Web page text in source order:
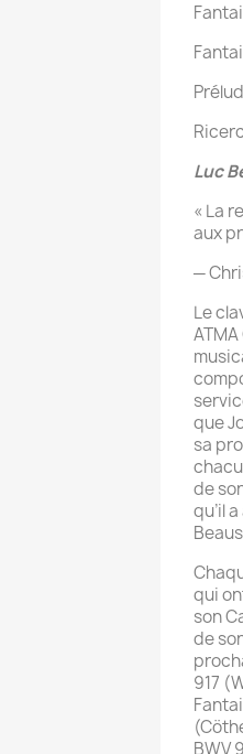
Luc
« La
aux
─
Le
que
sa
de
qu’il
qui
son
de
917
BWV